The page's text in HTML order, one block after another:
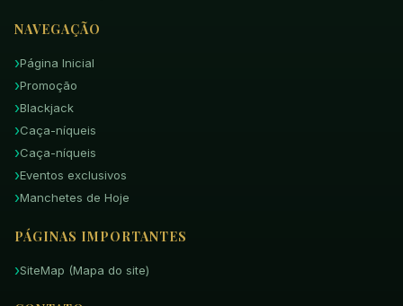
NAVEGAÇÃO
Página Inicial
Promoção
Blackjack
Caça-níqueis
Caça-níqueis
Eventos exclusivos
Manchetes de Hoje
PÁGINAS IMPORTANTES
SiteMap (Mapa do site)